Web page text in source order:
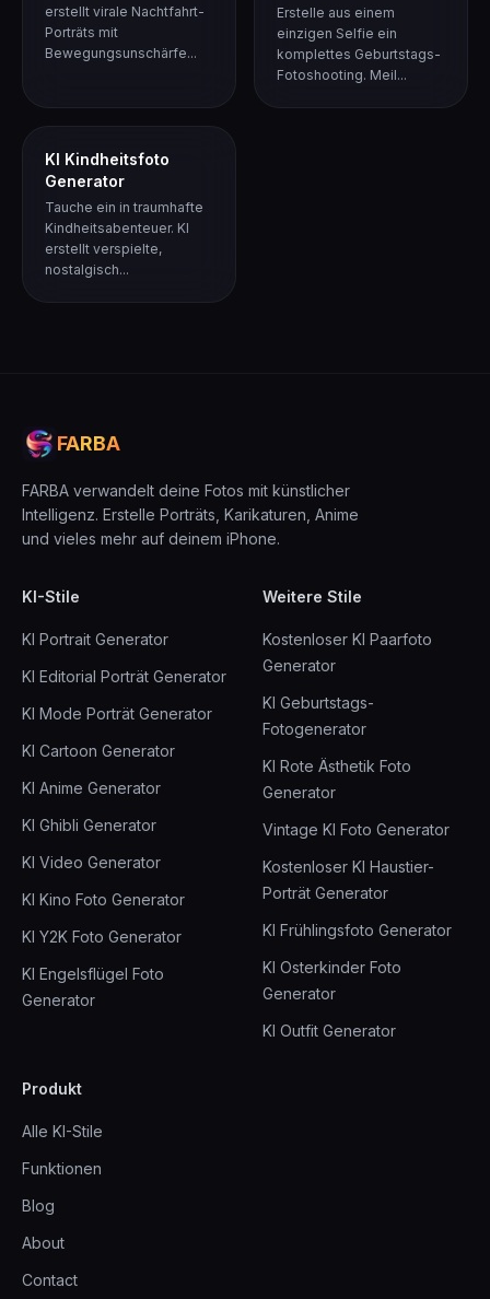
erstellt virale Nachtfahrt-
Porträts mit
Bewegungsunschärfe...
Erstelle aus einem
einzigen Selfie ein
komplettes Geburtstags-
Fotoshooting. Meil...
KI Kindheitsfoto
Generator
Tauche ein in traumhafte
Kindheitsabenteuer. KI
erstellt verspielte,
nostalgisch...
FARBA
FARBA verwandelt deine Fotos mit künstlicher
Intelligenz. Erstelle Porträts, Karikaturen, Anime
und vieles mehr auf deinem iPhone.
KI-Stile
KI Portrait Generator
KI Editorial Porträt Generator
KI Mode Porträt Generator
KI Cartoon Generator
KI Anime Generator
KI Ghibli Generator
KI Video Generator
KI Kino Foto Generator
KI Y2K Foto Generator
KI Engelsflügel Foto
Generator
Weitere Stile
Kostenloser KI Paarfoto
Generator
KI Geburtstags-
Fotogenerator
KI Rote Ästhetik Foto
Generator
Vintage KI Foto Generator
Kostenloser KI Haustier-
Porträt Generator
KI Frühlingsfoto Generator
KI Osterkinder Foto
Generator
KI Outfit Generator
Produkt
Alle KI-Stile
Funktionen
Blog
About
Contact